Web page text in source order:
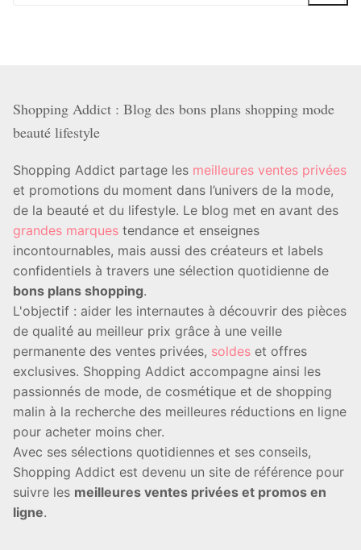
Shopping Addict : Blog des bons plans shopping mode
beauté lifestyle
Shopping Addict partage les meilleures ventes privées
et promotions du moment dans l’univers de la mode,
de la beauté et du lifestyle. Le blog met en avant des
grandes marques tendance et enseignes
incontournables, mais aussi des créateurs et labels
confidentiels à travers une sélection quotidienne de
bons plans shopping.
L'objectif : aider les internautes à découvrir des pièces
de qualité au meilleur prix grâce à une veille
permanente des ventes privées, soldes et offres
exclusives. Shopping Addict accompagne ainsi les
passionnés de mode, de cosmétique et de shopping
malin à la recherche des meilleures réductions en ligne
pour acheter moins cher.
Avec ses sélections quotidiennes et ses conseils,
Shopping Addict est devenu un site de référence pour
suivre les meilleures ventes privées et promos en
ligne.